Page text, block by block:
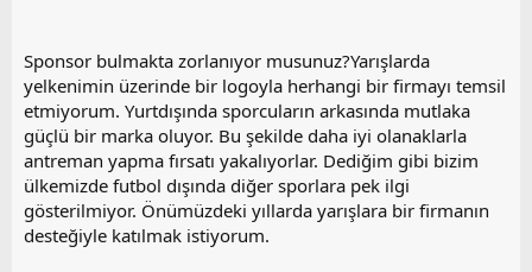
Sponsor bulmakta zorlanıyor musunuz?Yarışlarda
yelkenimin üzerinde bir logoyla herhangi bir firmayı temsil
etmiyorum. Yurtdışında sporcuların arkasında mutlaka
güçlü bir marka oluyor. Bu şekilde daha iyi olanaklarla
antreman yapma fırsatı yakalıyorlar. Dediğim gibi bizim
ülkemizde futbol dışında diğer sporlara pek ilgi
gösterilmiyor. Önümüzdeki yıllarda yarışlara bir firmanın
desteğiyle katılmak istiyorum.